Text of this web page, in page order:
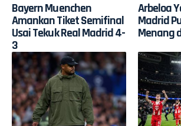
Bayern Muenchen
Amankan Tiket Semifinal
Usai Tekuk Real Madrid 4-
3
Arbeloa
Madrid
Menang